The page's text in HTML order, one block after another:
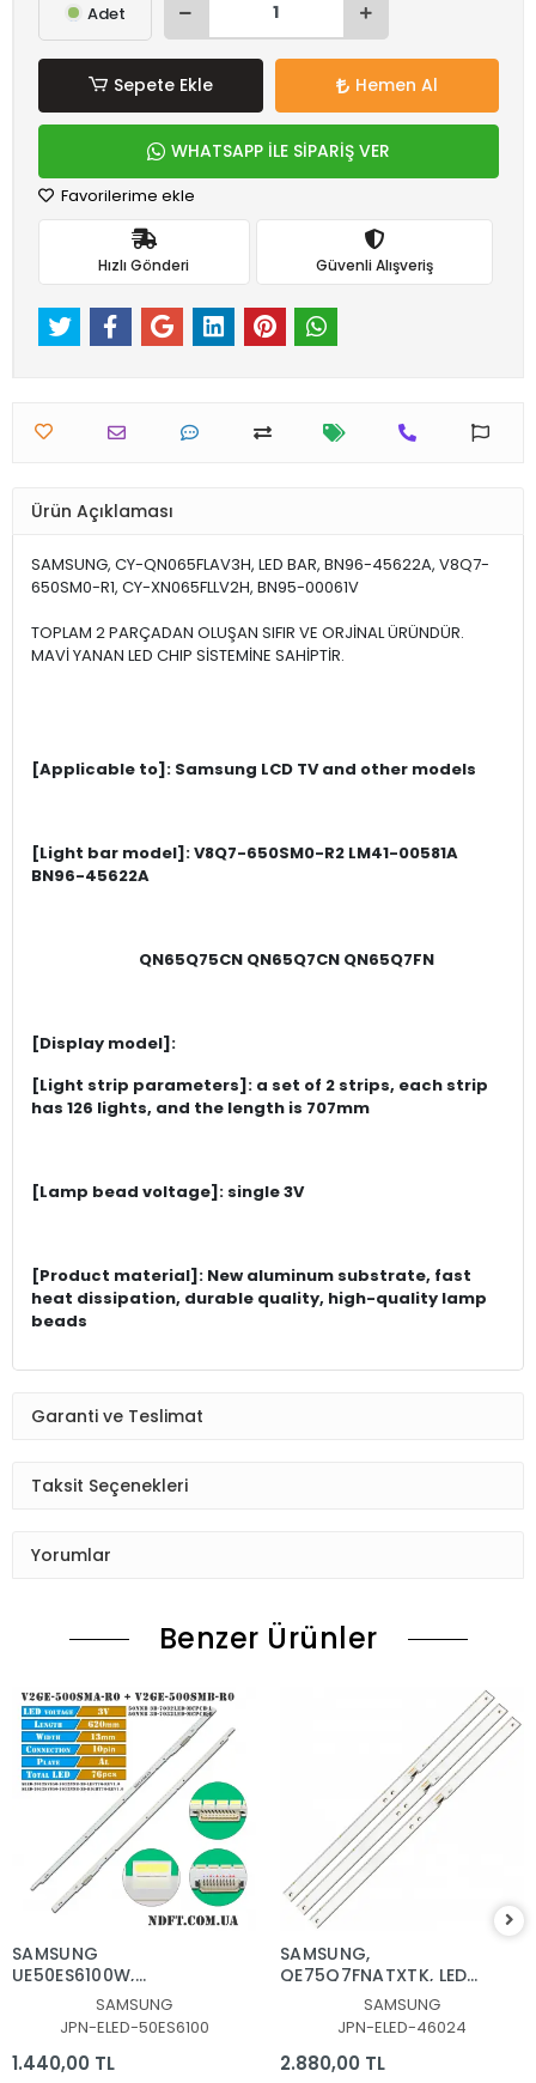
Adet
Sepete Ekle Hemen Al
WHATSAPP İLE SİPARİŞ VER
Favorilerime ekle
Hızlı Gönderi Güvenli Alışveriş
Ürün Açıklaması
SAMSUNG, CY-QN065FLAV3H, LED BAR, BN96-45622A, V8Q7-
650SM0-R1, CY-XN065FLLV2H, BN95-00061V
TOPLAM 2 PARÇADAN OLUŞAN SIFIR VE ORJİNAL ÜRÜNDÜR.
MAVİ YANAN LED CHIP SİSTEMİNE SAHİPTİR.
[Applicable to]: Samsung LCD TV and other models
[Light bar model]: V8Q7-650SM0-R2 LM41-00581A
BN96-45622A
QN65Q75CN QN65Q7CN QN65Q7FN
[Display model]:
[Light strip parameters]: a set of 2 strips, each strip
has 126 lights, and the length is 707mm
[Lamp bead voltage]: single 3V
[Product material]: New aluminum substrate, fast
heat dissipation, durable quality, high-quality lamp
beads
Garanti ve Teslimat
Taksit Seçenekleri
Yorumlar
Benzer Ürünler
SAMSUNG
UE50ES6100W,
SAMSUNG
UE50ES6140W, LED BAR,
50NNB 3D-7032LED-
MCPCB-L V2GE-
SAMSUNG
JPN-ELED-50ES6100
1.440,00 TL
SAMSUNG,
QE75Q7FNATXTK, LED
BAR, BACKLIGHT, BN96-
46024A, CY-
QN075FLAV3H, V8Q7-
750SM0-R1
SAMSUNG
JPN-ELED-46024
2.880,00 TL